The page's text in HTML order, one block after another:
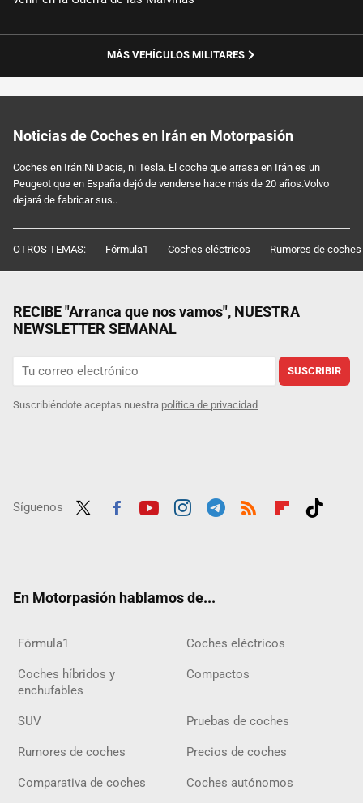
MÁS VEHÍCULOS MILITARES
Noticias de Coches en Irán en Motorpasión
Coches en Irán:Ni Dacia, ni Tesla. El coche que arrasa en Irán es un
Peugeot que en España dejó de venderse hace más de 20 años.Volvo
dejará de fabricar sus..
OTROS TEMAS: Fórmula1 Coches eléctricos Rumores de coches
RECIBE "Arranca que nos vamos", NUESTRA
NEWSLETTER SEMANAL
SUSCRIBIR
Suscribiéndote aceptas nuestra política de privacidad
Síguenos
En Motorpasión hablamos de...
Fórmula1 Coches eléctricos
Coches híbridos y
enchufables
Compactos
SUV Pruebas de coches
Rumores de coches Precios de coches
Comparativa de coches Coches autónomos